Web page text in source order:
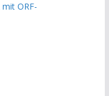
ORF-